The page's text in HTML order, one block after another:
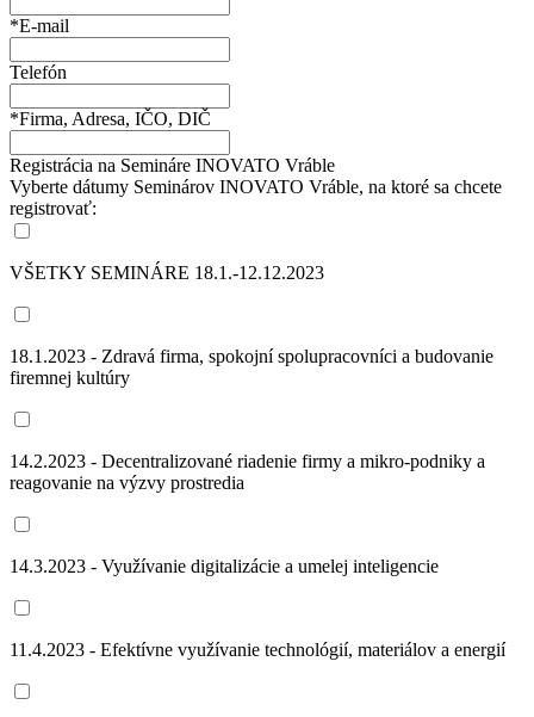
*E-mail
Telefón
*Firma, Adresa, IČO, DIČ
Registrácia na Semináre INOVATO Vráble
Vyberte dátumy Seminárov INOVATO Vráble, na ktoré sa chcete
registrovať:
VŠETKY SEMINÁRE 18.1.-12.12.2023
18.1.2023 - Zdravá firma, spokojní spolupracovníci a budovanie
firemnej kultúry
14.2.2023 - Decentralizované riadenie firmy a mikro-podniky a
reagovanie na výzvy prostredia
14.3.2023 - Využívanie digitalizácie a umelej inteligencie
11.4.2023 - Efektívne využívanie technológií, materiálov a energií